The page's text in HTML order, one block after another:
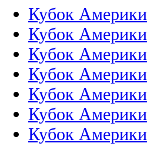
Кубок Америки
Кубок
Кубок
Кубок
Кубок
Кубок
Кубок Америки